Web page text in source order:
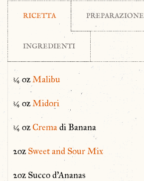
RICETTA PREPARAZIONE
INGREDIENTI
¾ ozMalibu
¾ ozMidori
¾ ozCremadi Banana
2oz Sweet and Sour Mix
2oz Succo d'Ananas